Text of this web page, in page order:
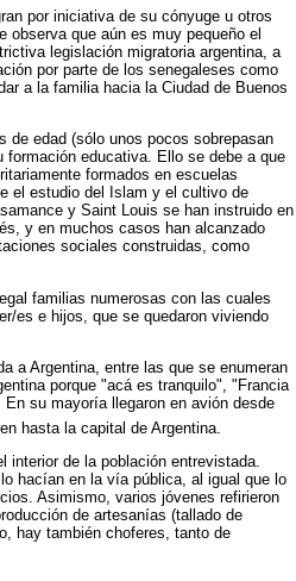
por iniciativa de su cónyuge u otros
que aún es muy pequeño el
legislación migratoria argentina, a
por parte de los senegaleses como
a la familia hacia la Ciudad de Buenos
de edad (sólo unos pocos sobrepasan
formación educativa. Ello se debe a que
formados en escuelas
el estudio del Islam y el cultivo de
y Saint Louis se han instruido en
y en muchos casos han alcanzado
sociales construidas, como
familias numerosas con las cuales
es e hijos, que se quedaron viviendo
a Argentina, entre las que se enumeran
porque "acá es tranquilo", "Francia
su mayoría llegaron en avión desde
hasta la capital de Argentina.
interior de la población entrevistada.
hacían en la vía pública, al igual que lo
Asimismo, varios jóvenes refirieron
de artesanías (tallado de
hay también choferes, tanto de